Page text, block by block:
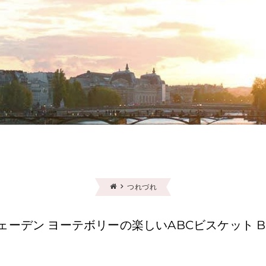
つれづれ
ーデン ヨーテボリーの楽しいABCビスケット